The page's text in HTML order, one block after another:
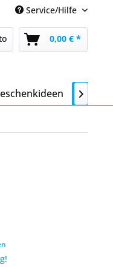
Service/Hilfe
0,00 € *
